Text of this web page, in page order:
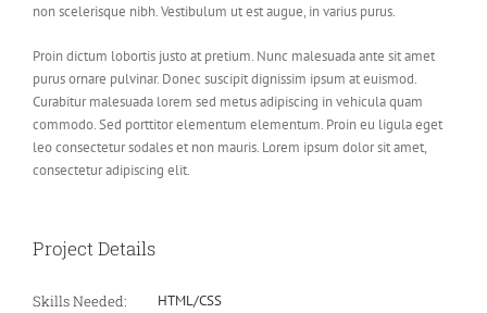
non scelerisque nibh. Vestibulum ut est augue, in varius purus.
Proin dictum lobortis justo at pretium. Nunc malesuada ante sit amet
purus ornare pulvinar. Donec suscipit dignissim ipsum at euismod.
Curabitur malesuada lorem sed metus adipiscing in vehicula quam
commodo. Sed porttitor elementum elementum. Proin eu ligula eget
leo consectetur sodales et non mauris. Lorem ipsum dolor sit amet,
consectetur adipiscing elit.
Project Details
Skills Needed: HTML/CSS